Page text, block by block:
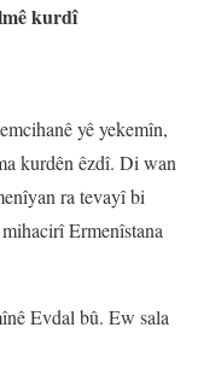
kurdî
yê yekemîn,
kurdên êzdî. Di wan
ra tevayî bi
Ermenîstana
Evdal bû. Ew sala